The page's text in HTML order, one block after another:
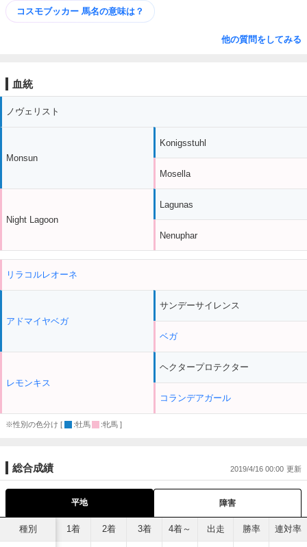
コスモブッカー 馬名の意味は？
他の質問をしてみる
血統
ノヴェリスト
Monsun
Night Lagoon
Konigsstuhl
Mosella
Lagunas
Nenuphar
リラコルレオーネ
アドマイヤベガ
レモンキス
サンデーサイレンス
ベガ
ヘクタープロテクター
コランデアガール
※性別の色分け [ :牡馬 :牝馬 ]
総合成績 2019/4/16 00:00
平地 障害
種別 1着 2着 3着 4着～ 出走 勝率 連対率